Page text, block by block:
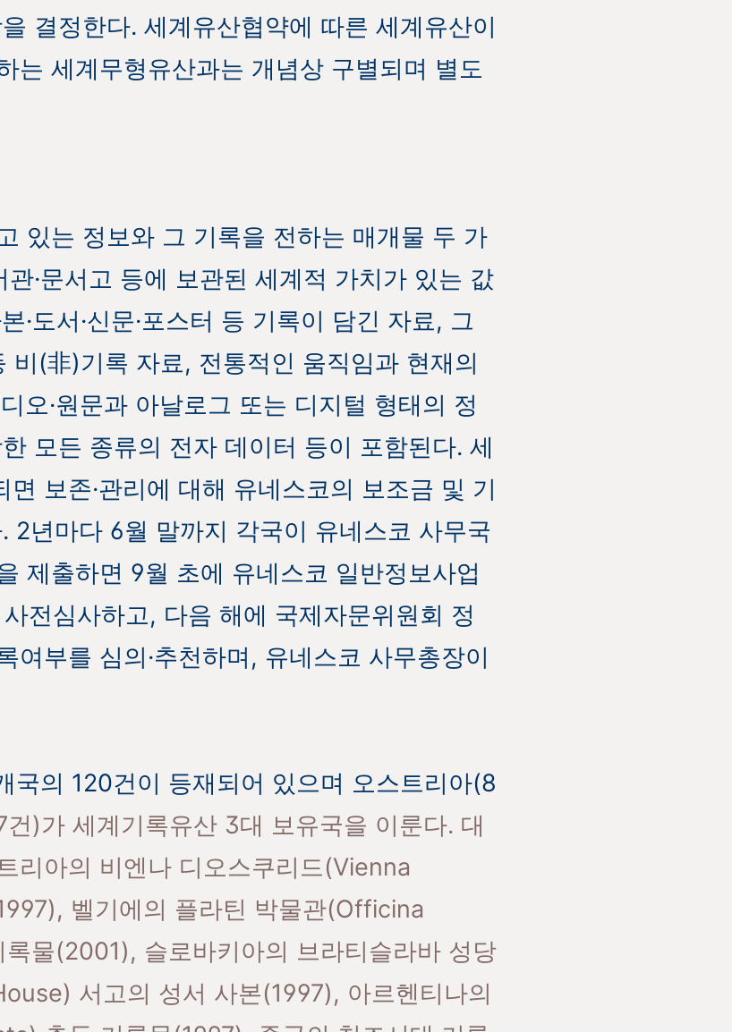
결정한다. 세계유산협약에 따른 세계유산이
는 세계무형유산과는 개념상 구별되며 별도
있는 정보와 그 기록을 전하는 매개물 두 가
·문서고 등에 보관된 세계적 가치가 있는 값
·도서·신문·포스터 등 기록이 담긴 자료, 그
비(非)기록 자료, 전통적인 움직임과 현재의
오·원문과 아날로그 또는 디지털 형태의 정
모든 종류의 전자 데이터 등이 포함된다. 세
보존·관리에 대해 유네스코의 보조금 및 기
2년마다 6월 말까지 각국이 유네스코 사무국
제출하면 9월 초에 유네스코 일반정보사업
전심사하고, 다음 해에 국제자문위원회 정
여부를 심의·추천하며, 유네스코 사무총장이
국의 120건이 등재되어 있으며 오스트리아(8
건)가 세계기록유산 3대 보유국을 이룬다. 대
리아의 비엔나 디오스쿠리드(Vienna
벨기에의 플라틴 박물관(Officina
물(2001), 슬로바키아의 브라티슬라바 성당
서고의 성서 사본(1997), 아르헨티나의